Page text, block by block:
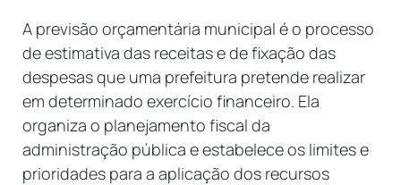
A previsão orçamentária municipal é o processo
de estimativa das receitas e de fixação das
despesas que uma prefeitura pretende realizar
em determinado exercício financeiro. Ela
organiza o planejamento fiscal da
administração pública e estabelece os limites e
prioridades para a aplicação dos recursos